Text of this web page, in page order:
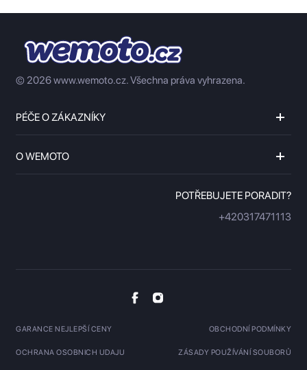
© 2026 www.wemoto.cz.Všechna práva vyhrazena.
PÉČE O ZÁKAZNÍKY
O WEMOTO
POTŘEBUJETE PORADIT?
+420317471113
GARANCE NEJLEPŠÍ CENY OBCHODNÍ PODMÍNKY
OCHRANA OSOBNICH UDAJU ZÁSADY POUŽÍVÁNÍ SOUBORŮ